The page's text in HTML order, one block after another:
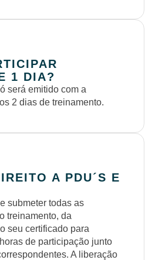
1 DIA?
será emitido com a
2 dias de treinamento.
A PDU´S E
submeter todas as
treinamento, da
seu certificado para
de participação junto
A liberação